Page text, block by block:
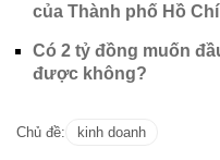
của Thành phố Hồ
Có 2 tỷ đồng muốn
được không?
Chủ đề: kinh doanh